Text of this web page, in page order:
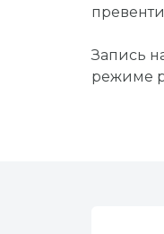
Запись
режиме